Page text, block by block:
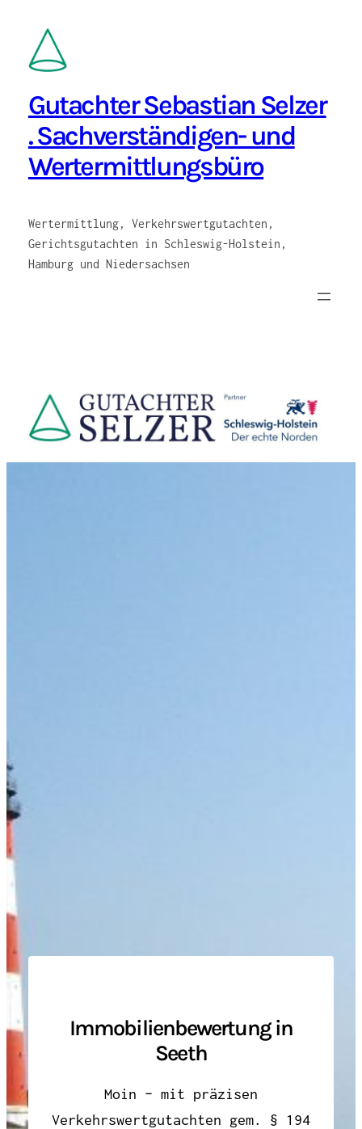
Inhalt
springen
Gutachter Sebastian Selzer
. Sachverständigen- und
Wertermittlungsbüro
Wertermittlung, Verkehrswertgutachten,
Gerichtsgutachten in Schleswig-Holstein,
Hamburg und Niedersachsen
Immobilienbewertung in
Seeth
Moin – mit präzisen
Verkehrswertgutachten gem. § 194